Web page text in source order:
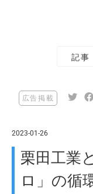
記事
広告掲載
2023-01-26
栗田工業
ロ」の循